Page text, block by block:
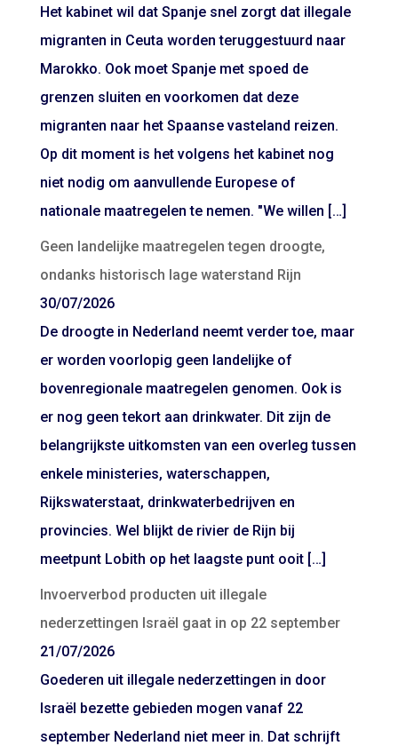
Het kabinet wil dat Spanje snel zorgt dat illegale
migranten in Ceuta worden teruggestuurd naar
Marokko. Ook moet Spanje met spoed de
grenzen sluiten en voorkomen dat deze
migranten naar het Spaanse vasteland reizen.
Op dit moment is het volgens het kabinet nog
niet nodig om aanvullende Europese of
nationale maatregelen te nemen. "We willen […]
Geen landelijke maatregelen tegen droogte,
ondanks historisch lage waterstand Rijn
30/07/2026
De droogte in Nederland neemt verder toe, maar
er worden voorlopig geen landelijke of
bovenregionale maatregelen genomen. Ook is
er nog geen tekort aan drinkwater. Dit zijn de
belangrijkste uitkomsten van een overleg tussen
enkele ministeries, waterschappen,
Rijkswaterstaat, drinkwaterbedrijven en
provincies. Wel blijkt de rivier de Rijn bij
meetpunt Lobith op het laagste punt ooit […]
Invoerverbod producten uit illegale
nederzettingen Israël gaat in op 22 september
21/07/2026
Goederen uit illegale nederzettingen in door
Israël bezette gebieden mogen vanaf 22
september Nederland niet meer in. Dat schrijft